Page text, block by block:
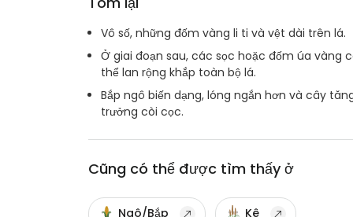
Vô số, những đốm vàng li ti và vệt dài trên lá.
Ở giai đoạn sau, các sọc hoặc đốm úa vàng
thể lan rộng khắp toàn bộ lá.
Bắp ngô biến dạng, lóng ngắn hơn và cây
trưởng còi cọc.
Cũng có thể được tìm thấy ở
Ngô/Bắp Kê